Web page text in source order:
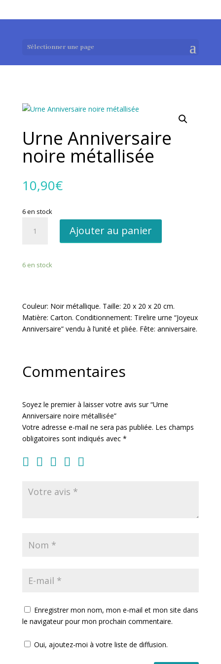
Sélectionner une page
Urne Anniversaire
noire métallisée
10,90€
6 en stock
noire
Ajouter au panier
6 en stock
Couleur: Noir métallique. Taille: 20 x 20 x 20 cm.
Matière: Carton. Conditionnement: Tirelire urne “Joyeux
Anniversaire” vendu à l’unité et pliée. Fête: anniversaire.
Commentaires
Soyez le premier à laisser votre avis sur “Urne
Anniversaire noire métallisée”
Votre adresse e-mail ne sera pas publiée. Les champs
obligatoires sont indiqués avec *
Enregistrer mon nom, mon e-mail et mon site dans
le navigateur pour mon prochain commentaire.
Oui, ajoutez-moi à votre liste de diffusion.